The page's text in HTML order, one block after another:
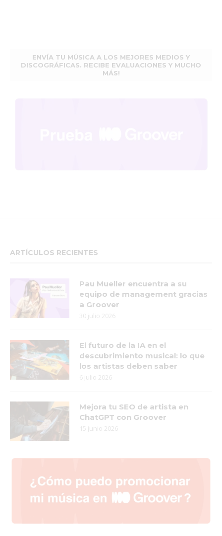
ENVÍA TU MÚSICA A LOS MEJORES MEDIOS Y
DISCOGRÁFICAS. RECIBE EVALUACIONES Y MUCHO
MÁS!
ARTÍCULOS RECIENTES
Pau Mueller encuentra a su
equipo de management gracias
a Groover
30 julio 2026
El futuro de la IA en el
descubrimiento musical: lo que
los artistas deben saber
6 julio 2026
Mejora tu SEO de artista en
ChatGPT con Groover
15 junio 2026